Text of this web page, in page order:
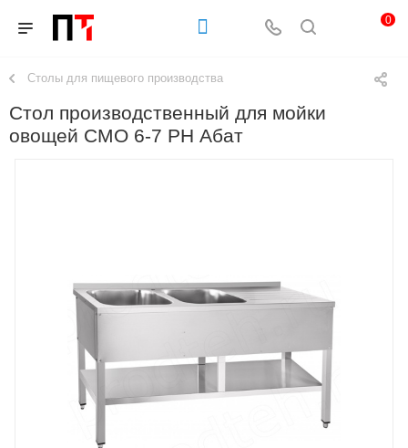
0
Столы для пищевого производства
Стол производственный для мойки
овощей СМО 6-7 РН Абат